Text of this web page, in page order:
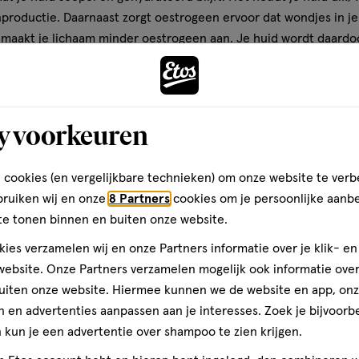
Daarnaast zorgt oestrogeen ervoor dat wondjes in
je lichaam minder oestrogeen aan. Je huid wordt
zichtbaarder. Als je
last kunt krijgen van hormonale acne.
als het stresshormoon. In perioden waarin je veel stress
cortisolwaarde zorgt er namelijk voor dat je talgklieren
raken en krijg je hormonale puistjes. Hiernaast kan
namelijk te hoog is, wordt je huid minder elastisch. Je
komt hormonale acne
gedacht aan de puberteit. Het klopt dat deze
voor bij mensen van alle leeftijden. Zelfs baby’s kunnen
voorkeuren
cookies (en vergelijkbare technieken) om onze website te
wij en onze 8 Partners cookies om je persoonlijke
tonen binnen en buiten onze website.
verzamelen wij en onze Partners informatie over je klik- en
Onze Partners verzamelen mogelijk ook informatie
onze website. Hiermee kunnen we de website en app,
en advertenties aanpassen aan je interesses. Zoek je
kun je een advertentie over shampoo te zien krijgen.